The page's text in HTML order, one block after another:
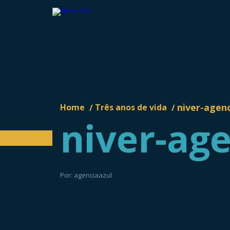
Home / Três anos de vida / niver-
niver-
Por: agenciaazul